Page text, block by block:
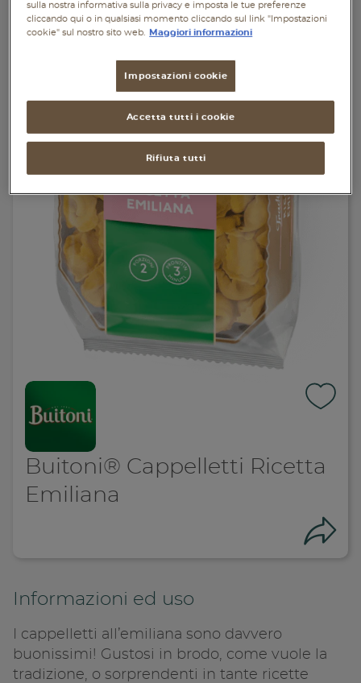
Buitoni® Cappelletti Ricetta
Emiliana
Informazioni ed uso
I cappelletti all’emiliana sono davvero
buonissimi! Gustosi in brodo, come vuole la
tradizione, o sorprendenti in tante ricette
sulla nostra informativa sulla privacy e imposta le tue preferenze
cliccando qui o in qualsiasi momento cliccando sul link "Impostazioni
cookie" sul nostro sito web.
Maggiori informazioni
Impostazioni cookie
Rifiuta tutti
Accetta tutti i cookie